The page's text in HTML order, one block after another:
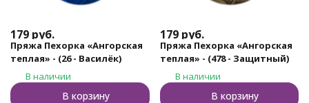
179 руб.
Пряжа Пехорка «Ангорская
теплая» - (26 - Василёк)
В наличии
В корзину
179 руб.
Пряжа Пехорка «Ангорская
теплая» - (478 - Защитный)
В наличии
В корзину